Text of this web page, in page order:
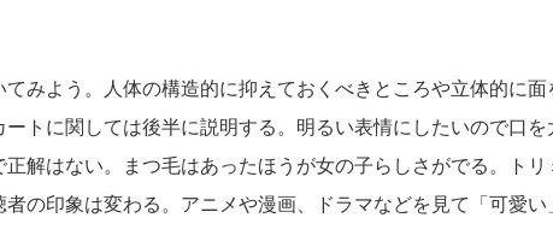
みよう。人体の構造的に抑えておくべきところや立体的に面
トに関しては後半に説明する。明るい表情にしたいので口
解はない。まつ毛はあったほうが女の子らしさがでる。ト
の印象は変わる。アニメや漫画、ドラマなどを見て「可愛